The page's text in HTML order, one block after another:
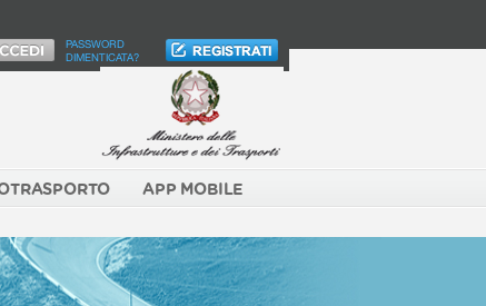
PASSWORD
DIMENTICATA?
APP MOBILE